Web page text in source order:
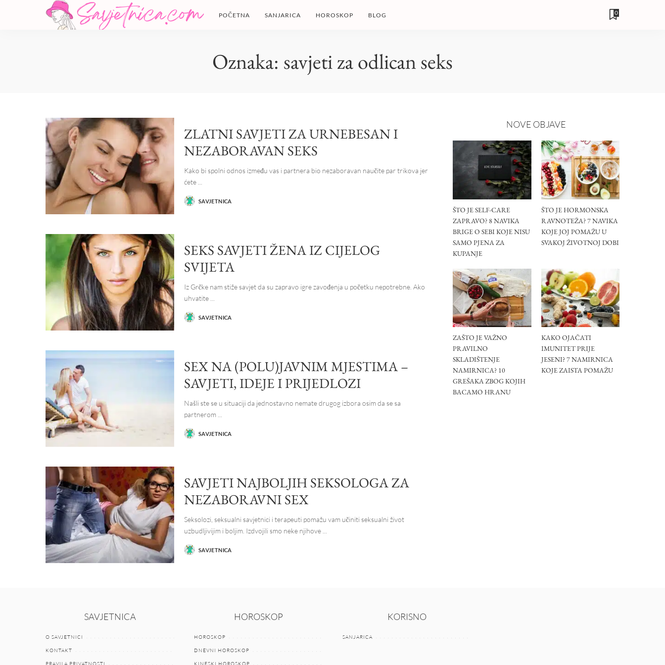
POČETNA SANJARICA HOROSKOP BLOG 0
Oznaka: savjeti za odlican seks
ZLATNI SAVJETI ZA URNEBESAN I
NEZABORAVAN SEKS
Kako bi spolni odnos između vas i partnera bio nezaboravan naučite par trikova jer
ćete
POSTED
BY
SAVJETNICA
SEKS SAVJETI ŽENA IZ CIJELOG
SVIJETA
Iz Grčke nam stiže savjet da su zapravo igre zavođenja u početku nepotrebne. Ako
uhvatite
POSTED
BY
SAVJETNICA
SEX NA (POLU)JAVNIM MJESTIMA –
SAVJETI, IDEJE I PRIJEDLOZI
Našli ste se u situaciji da jednostavno nemate drugog izbora osim da se sa
partnerom
POSTED
BY
SAVJETNICA
SAVJETI NAJBOLJIH SEKSOLOGA ZA
NEZABORAVNI SEX
Seksolozi, seksualni savjetnici i terapeuti pomažu vam učiniti seksualni život
uzbudljivijim i boljim. Izdvojili smo neke njihove
POSTED
BY
SAVJETNICA
NOVE OBJAVE
ŠTO JE SELF-CARE
ZAPRAVO? 8 NAVIKA
BRIGE O SEBI KOJE NISU
SAMO PJENA ZA
KUPANJE
ŠTO JE HORMONSKA
RAVNOTEŽA? 7 NAVIKA
KOJE JOJ POMAŽU U
SVAKOJ ŽIVOTNOJ DOBI
ZAŠTO JE VAŽNO
PRAVILNO
SKLADIŠTENJE
NAMIRNICA? 10
GREŠAKA ZBOG KOJIH
BACAMO HRANU
KAKO OJAČATI
IMUNITET PRIJE
JESENI? 7 NAMIRNICA
KOJE ZAISTA POMAŽU
SAVJETNICA
O SAVJETNICI
KONTAKT
HOROSKOP
HOROSKOP
DNEVNI HOROSKOP
KORISNO
SANJARICA